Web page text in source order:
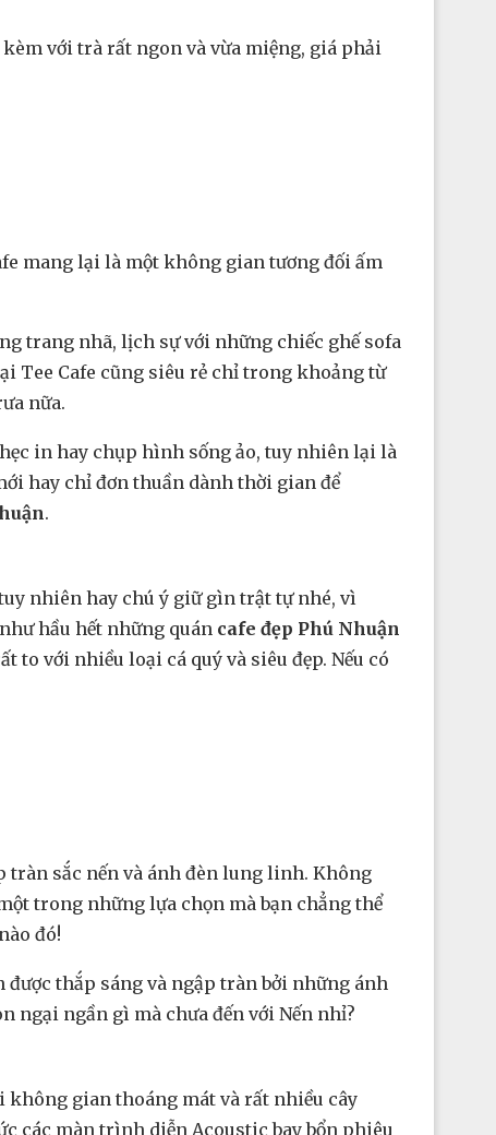
với trà rất ngon và vừa miệng, giá phải
mang lại là một không gian tương đối ấm
trang nhã, lịch sự với những chiếc ghế sofa
Tee Cafe cũng siêu rẻ chỉ trong khoảng từ
nữa.
in hay chụp hình sống ảo, tuy nhiên lại là
hay chỉ đơn thuần dành thời gian để
.
nhiên hay chú ý giữ gìn trật tự nhé, vì
hầu hết những quán cafe đẹp Phú Nhuận
to với nhiều loại cá quý và siêu đẹp. Nếu có
tràn sắc nến và ánh đèn lung linh. Không
trong những lựa chọn mà bạn chẳng thể
đó!
thắp sáng và ngập tràn bởi những ánh
ngại ngần gì mà chưa đến với Nến nhỉ?
gian thoáng mát và rất nhiều cây
các màn trình diễn Acoustic bay bổn phiêu